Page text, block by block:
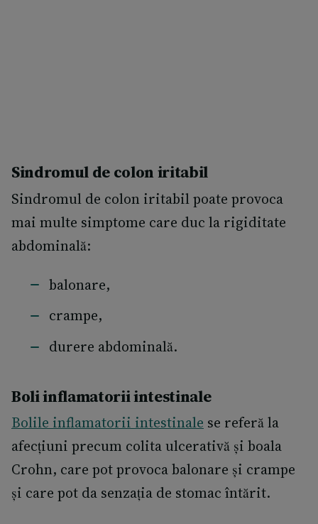
Sindromul de colon iritabil
Sindromul de colon iritabil poate provoca
mai multe simptome care duc la rigiditate
abdominală:
balonare,
crampe,
durere abdominală.
Boli inflamatorii intestinale
Bolile inflamatorii intestinale se referă la
afecțiuni precum colita ulcerativă și boala
Crohn, care pot provoca balonare și crampe
și care pot da senzația de stomac întărit.